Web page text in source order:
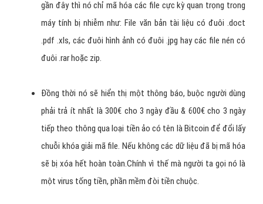
gần đây thì nó chỉ mã hóa các file cực kỳ quan trọng trong
máy tính bị nhiễm như: File văn bản tài liệu có đuôi .doct
.pdf .xls, các đuôi hình ảnh có đuôi .jpg hay các file nén có
đuôi .rar hoặc zip.
Đồng thời nó sẽ hiển thị một thông báo, buộc người dùng
phải trả ít nhất là 300€ cho 3 ngày đầu & 600€ cho 3 ngày
tiếp theo thông qua loại tiền ảo có tên là Bitcoin để đổi lấy
chuỗi khóa giải mã file. Nếu không các dữ liệu đã bị mã hóa
sẽ bị xóa hết hoàn toàn.Chính vì thế mà người ta gọi nó là
một virus tống tiền, phần mềm đòi tiền chuộc.